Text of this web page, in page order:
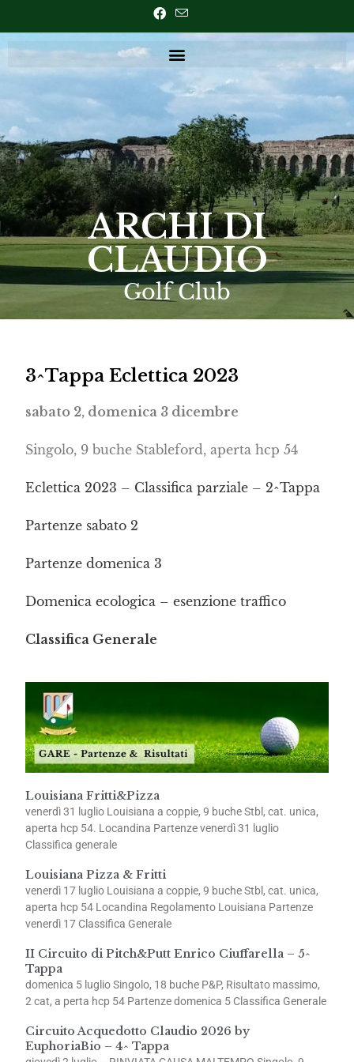
ARCHI DI
CLAUDIO
Golf Club
3^Tappa Eclettica 2023
sabato 2, domenica 3 dicembre
Singolo, 9 buche Stableford, aperta hcp 54
Eclettica 2023 – Classifica parziale – 2^Tappa
Partenze sabato 2
Partenze domenica 3
Domenica ecologica – esenzione traffico
Classifica Generale
Louisiana Fritti&Pizza
venerdì 31 luglio Louisiana a coppie, 9 buche Stbl, cat. unica,
aperta hcp 54. Locandina Partenze venerdì 31 luglio
Classifica generale
Louisiana Pizza & Fritti
venerdì 17 luglio Louisiana a coppie, 9 buche Stbl, cat. unica,
aperta hcp 54 Locandina Regolamento Louisiana Partenze
venerdì 17 Classifica Generale
II Circuito di Pitch&Putt Enrico Ciuffarella – 5^
Tappa
domenica 5 luglio Singolo, 18 buche P&P, Risultato massimo,
2 cat, a perta hcp 54 Partenze domenica 5 Classifica Generale
Circuito Acquedotto Claudio 2026 by
EuphoriaBio – 4^ Tappa